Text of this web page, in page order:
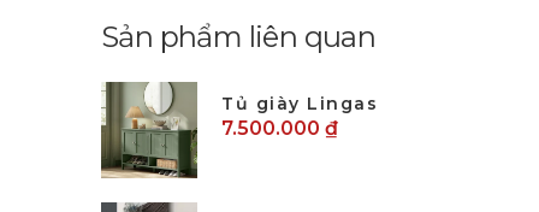
Sản phẩm liên quan
Tủ giày Lingas
7.500.000 ₫